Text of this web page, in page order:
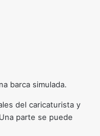
barca simulada.
del caricaturista y
parte se puede